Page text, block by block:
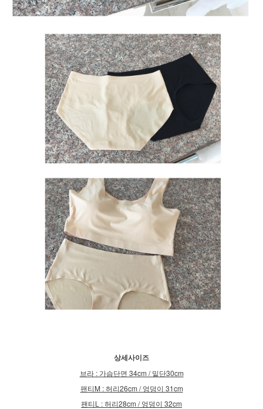
상세사이즈
브라 : 가슴단면 34cm / 밑단30cm
팬티M : 허리26cm / 엉덩이 31cm
팬티L : 허리28cm / 엉덩이 32cm